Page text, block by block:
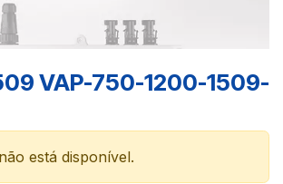
VAP-750-1200-1509-
está disponível.